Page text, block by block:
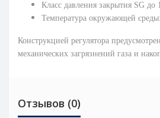
Класс давления закрытия SG до
Температура окружающей
Конструкцией регулятора
механических загрязнений газа и
Отзывов (0)